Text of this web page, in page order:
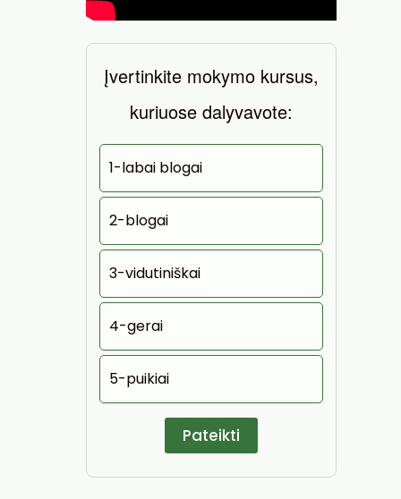
Įvertinkite mokymo kursus,
kuriuose dalyvavote:
1-labai blogai
2-blogai
3-vidutiniškai
4-gerai
5-puikiai